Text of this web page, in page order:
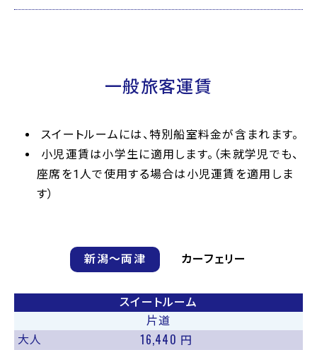
一般旅客運賃
スイートルームには、特別船室料金が含まれます。
小児運賃は小学生に適用します。（未就学児でも、
座席を1人で使用する場合は小児運賃を適用しま
す）
新潟〜両津 カーフェリー
スイートルーム
片道
大人
16,440 円